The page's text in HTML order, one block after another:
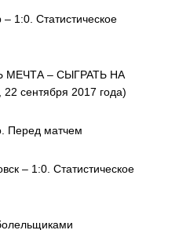
1:0. Статистическое
МЕЧТА – СЫГРАТЬ НА
сентября 2017 года)
Перед матчем
– 1:0. Статистическое